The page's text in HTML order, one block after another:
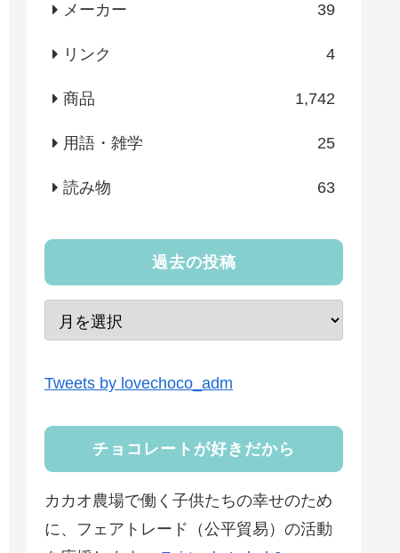
メーカー 39
リンク 4
商品 1,742
用語・雑学 25
読み物 63
過去の投稿
Tweets by lovechoco_adm
チョコレートが好きだから
カカオ農場で働く子供たちの幸せのため
に、フェアトレード（公平貿易）の活動